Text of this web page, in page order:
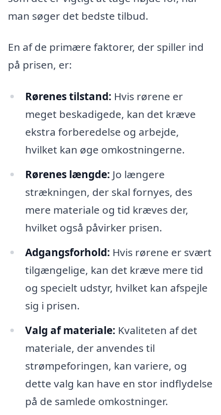
man søger det bedste tilbud.
En af de primære faktorer, der spiller ind
på prisen, er:
Rørenes tilstand: Hvis rørene er
meget beskadigede, kan det kræve
ekstra forberedelse og arbejde,
hvilket kan øge omkostningerne.
Rørenes længde: Jo længere
strækningen, der skal fornyes, des
mere materiale og tid kræves der,
hvilket også påvirker prisen.
Adgangsforhold: Hvis rørene er svært
tilgængelige, kan det kræve mere tid
og specielt udstyr, hvilket kan afspejle
sig i prisen.
Valg af materiale: Kvaliteten af det
materiale, der anvendes til
strømpeforingen, kan variere, og
dette valg kan have en stor indflydelse
på de samlede omkostninger.